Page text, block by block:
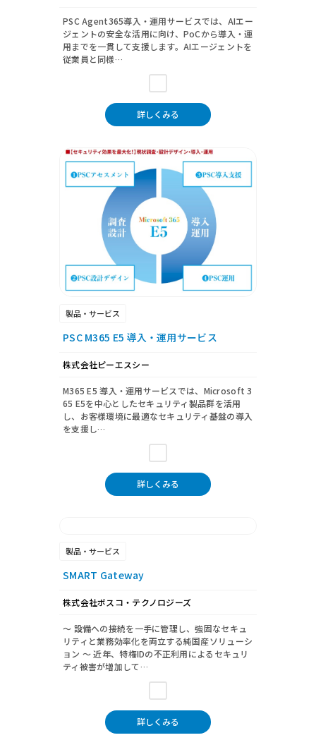
PSC Agent365導入・運用サービスでは、AIエー
ジェントの安全な活用に向け、PoCから導入・運
用までを一貫して支援します。AIエージェントを
従業員と同様…
詳しくみる
製品・サービス
PSC M365 E5 導入・運用サービス
株式会社ピーエスシー
M365 E5 導入・運用サービスでは、Microsoft 3
65 E5を中心としたセキュリティ製品群を活用
し、お客様環境に最適なセキュリティ基盤の導入
を支援し…
詳しくみる
製品・サービス
SMART Gateway
株式会社ボスコ・テクノロジーズ
〜 設備への接続を一手に管理し、強固なセキュ
リティと業務効率化を両立する純国産ソリューシ
ョン 〜 近年、特権IDの不正利用によるセキュリ
ティ被害が増加して…
詳しくみる